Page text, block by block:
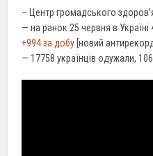
– Центр громадського
— на ранок 25 червня в
+994 за добу [новий
— 17758 українців одужали,